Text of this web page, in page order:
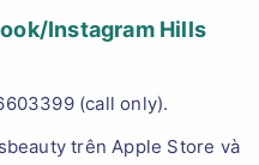
Instagram Hills
(call only).
trên Apple Store và